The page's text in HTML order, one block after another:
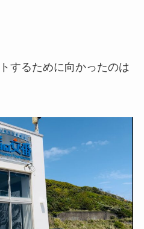
するために向かったのは